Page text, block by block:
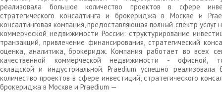
реализовала большое количество проектов в сфере
стратегического консалтинга и брокериджа в Москве и
консалтинговая компания, предоставляющая полный спектр услуг
коммерческой недвижимости России: структурирование
транзакций, привлечение финансирования, стратегический
оценка, аналитика, брокеридж. Компания работает во всех
качественной коммерческой недвижимости - офисной,
складской и индустриальной. Praedium успешно реализовала
количество проектов в сфере инвестиций, стратегического
брокериджа в Москве и Praedium —